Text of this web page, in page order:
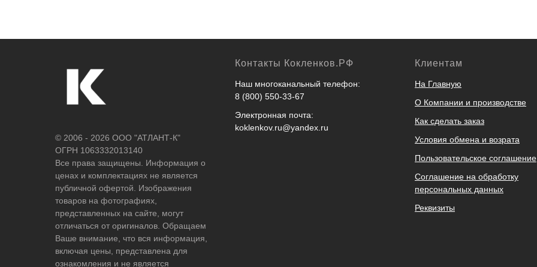
© 2006 - 2026 ООО "АТЛАНТ-К"
ОГРН 1063332013140
Все права защищены. Информация о
ценах и комплектациях не является
публичной офертой. Изображения
товаров на фотографиях,
представленных на сайте, могут
отличаться от оригиналов. Обращаем
Ваше внимание, что вся информация,
включая цены, представлена для
ознакомления и не является
Контакты Кокленков.РФ
Наш многоканальный телефон:
8 (800) 550-33-67
Электронная почта:
koklenkov.ru@yandex.ru
Клиентам
На Главную
О Компании и производстве
Как сделать заказ
Условия обмена и возрата
Пользовательское соглашение
Соглашение на обработку
персональных данных
Реквизиты